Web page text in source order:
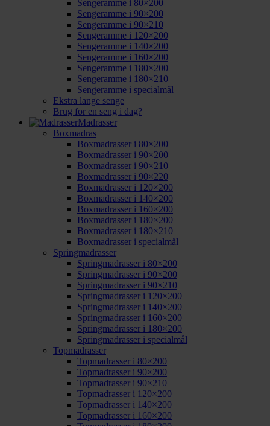
Sengeramme i 80×200
Sengeramme i 90×200
Sengeramme i 90×210
Sengeramme i 120×200
Sengeramme i 140×200
Sengeramme i 160×200
Sengeramme i 180×200
Sengeramme i 180×210
Sengeramme i specialmål
Ekstra lange senge
Brug for en seng i dag?
Madrasser
Boxmadras
Boxmadrasser i 80×200
Boxmadrasser i 90×200
Boxmadrasser i 90×210
Boxmadrasser i 90×220
Boxmadrasser i 120×200
Boxmadrasser i 140×200
Boxmadrasser i 160×200
Boxmadrasser i 180×200
Boxmadrasser i 180×210
Boxmadrasser i specialmål
Springmadrasser
Springmadrasser i 80×200
Springmadrasser i 90×200
Springmadrasser i 90×210
Springmadrasser i 120×200
Springmadrasser i 140×200
Springmadrasser i 160×200
Springmadrasser i 180×200
Springmadrasser i specialmål
Topmadrasser
Topmadrasser i 80×200
Topmadrasser i 90×200
Topmadrasser i 90×210
Topmadrasser i 120×200
Topmadrasser i 140×200
Topmadrasser i 160×200